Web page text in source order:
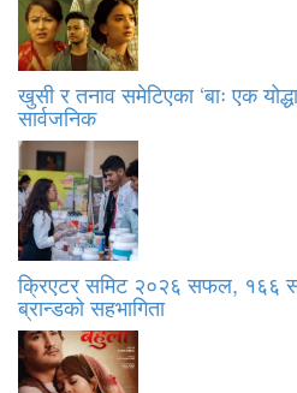
खुसी र तनाव समेटिएका ‘बाः एक
सार्वजनिक
क्रिएटर समिट २०२६ सफल, १६६
ब्रान्डको सहभागिता